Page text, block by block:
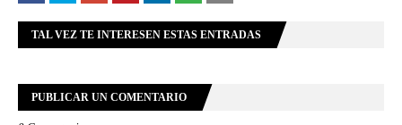
TAL VEZ TE INTERESEN ESTAS ENTRADAS
PUBLICAR UN COMENTARIO